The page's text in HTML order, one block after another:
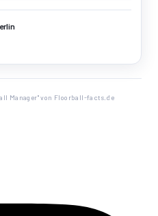
Manager" von Floorball-facts.de